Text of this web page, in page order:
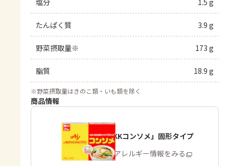
たんぱく質 3.9 g
野菜摂取量※ 173 g
脂質 18.9 g
※野菜摂取量はきのこ類・いも類を除く
商品情報
「味の素KKコンソメ」固形タイプ
商品・アレルギー情報をみる